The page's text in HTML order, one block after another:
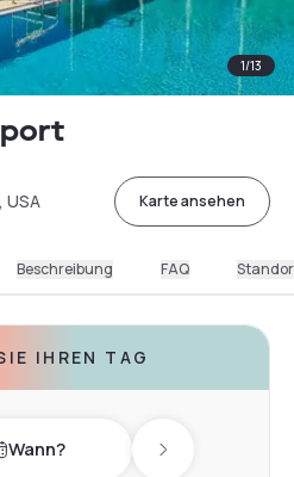
1/13
USA Karte ansehen
Beschreibung FAQ
IHREN TAG
Wann? Next day